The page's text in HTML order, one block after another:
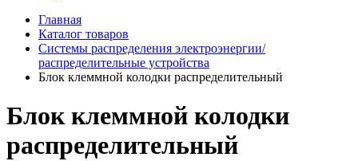
Главная
Каталог товаров
Системы распределения электроэнергии/
распределительные устройства
Блок клеммной колодки распределительный
Блок клеммной колодки
распределительный